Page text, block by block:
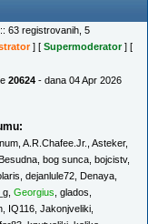
63 registrovanih, 5
] [ Supermoderator] [
20624 - dana 04 Apr 2026
A.R.Chafee.Jr. Asteker,
bog sunca bojcistv,
dejanlule72 Denaya
Georgius glados
IQ116 Jakonjveliki